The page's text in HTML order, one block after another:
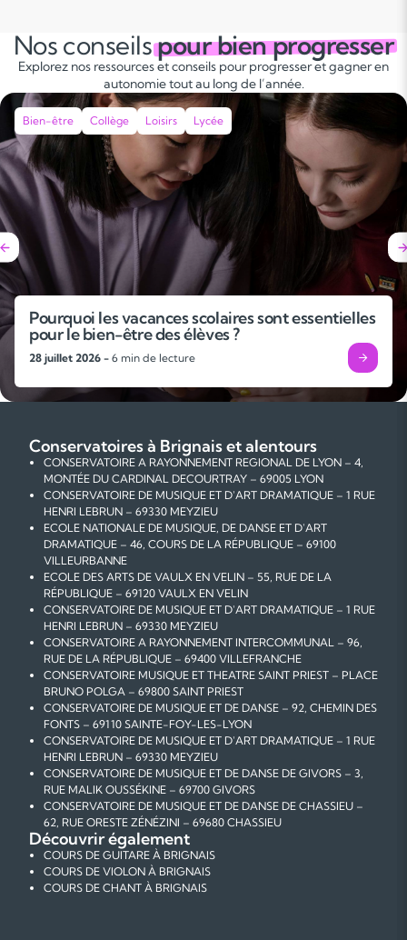
Nos conseilspour bien progresser
Explorez nos ressources et conseils pour progresser et gagner en
autonomie tout au long de l’année.
Bien-être Collège Loisirs Lycée
Pourquoi les vacances scolaires sont essentielles
pour le bien-être des élèves ?
28 juillet 2026 - 6 min de lecture
Conservatoires à Brignais et alentours
CONSERVATOIRE A RAYONNEMENT REGIONAL DE LYON – 4,
MONTÉE DU CARDINAL DECOURTRAY – 69005 LYON
CONSERVATOIRE DE MUSIQUE ET D'ART DRAMATIQUE – 1 RUE
HENRI LEBRUN – 69330 MEYZIEU
ECOLE NATIONALE DE MUSIQUE, DE DANSE ET D'ART
DRAMATIQUE – 46, COURS DE LA RÉPUBLIQUE – 69100
VILLEURBANNE
ECOLE DES ARTS DE VAULX EN VELIN – 55, RUE DE LA
RÉPUBLIQUE – 69120 VAULX EN VELIN
CONSERVATOIRE DE MUSIQUE ET D'ART DRAMATIQUE – 1 RUE
HENRI LEBRUN – 69330 MEYZIEU
CONSERVATOIRE A RAYONNEMENT INTERCOMMUNAL – 96,
RUE DE LA RÉPUBLIQUE – 69400 VILLEFRANCHE
CONSERVATOIRE MUSIQUE ET THEATRE SAINT PRIEST – PLACE
BRUNO POLGA – 69800 SAINT PRIEST
CONSERVATOIRE DE MUSIQUE ET DE DANSE – 92, CHEMIN DES
FONTS – 69110 SAINTE-FOY-LES-LYON
CONSERVATOIRE DE MUSIQUE ET D'ART DRAMATIQUE – 1 RUE
HENRI LEBRUN – 69330 MEYZIEU
CONSERVATOIRE DE MUSIQUE ET DE DANSE DE GIVORS – 3,
RUE MALIK OUSSÉKINE – 69700 GIVORS
CONSERVATOIRE DE MUSIQUE ET DE DANSE DE CHASSIEU –
62, RUE ORESTE ZÉNÉZINI – 69680 CHASSIEU
Découvrir également
COURS DE GUITARE À BRIGNAIS
COURS DE VIOLON À BRIGNAIS
COURS DE CHANT À BRIGNAIS